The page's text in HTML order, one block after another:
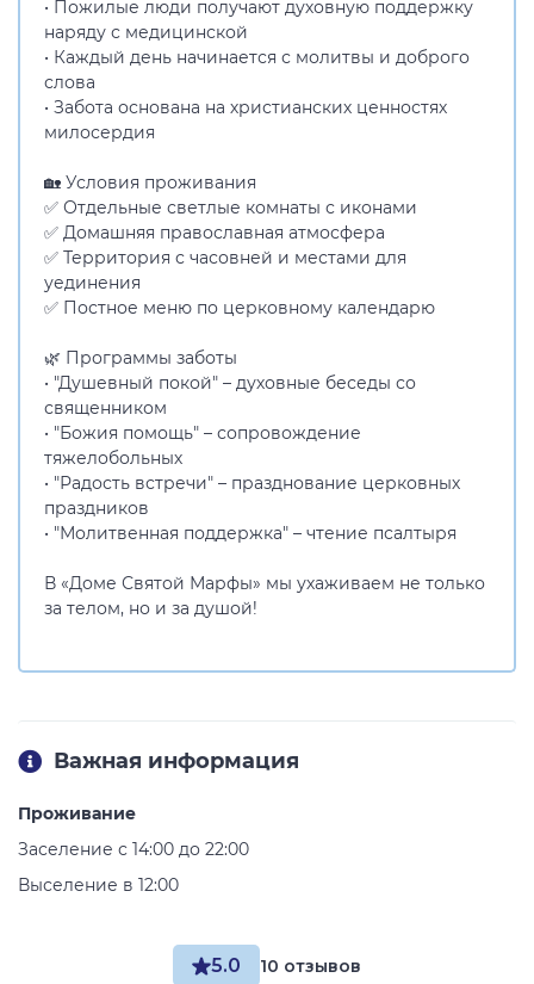
• Пожилые люди получают духовную поддержку
наряду с медицинской
• Каждый день начинается с молитвы и доброго
слова
• Забота основана на христианских ценностях
милосердия
🏡 Условия проживания
✅ Отдельные светлые комнаты с иконами
✅ Домашняя православная атмосфера
✅ Территория с часовней и местами для
уединения
✅ Постное меню по церковному календарю
🌿 Программы заботы
• "Душевный покой" – духовные беседы со
священником
• "Божия помощь" – сопровождение
тяжелобольных
• "Радость встречи" – празднование церковных
праздников
• "Молитвенная поддержка" – чтение псалтыря
В «Доме Святой Марфы» мы ухаживаем не только
за телом, но и за душой!
5.0 10 отзывов
Важная информация
Проживание
Заселение с 14:00 до 22:00
Выселение в 12:00